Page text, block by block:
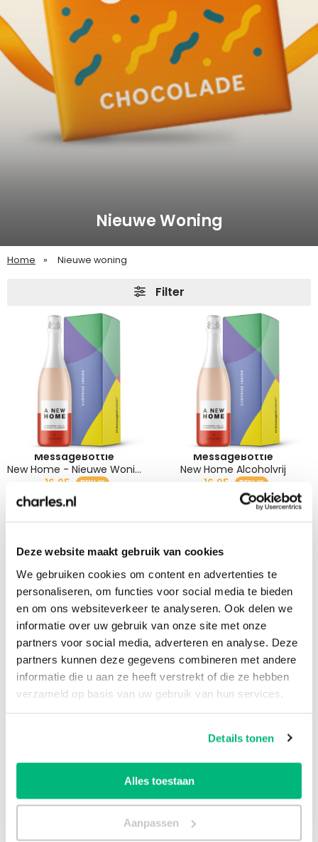
Deze website maakt gebruik van cookies
We gebruiken cookies om content en advertenties te
personaliseren, om functies voor social media te bieden
en om ons websiteverkeer te analyseren. Ook delen we
informatie over uw gebruik van onze site met onze
partners voor social media, adverteren en analyse. Deze
partners kunnen deze gegevens combineren met andere
informatie die u aan ze heeft verstrekt of die ze hebben
verzameld op basis van uw gebruik van hun services.
Details tonen
Alles toestaan
Aanpassen
Nieuwe Woning
Home Nieuwe woning
Filter
MessageBottle
New Home - Nieuwe Woning Cadeau
16,95
MessageBottle
New Home Alcoholvrij
16,95
Baron Fuenté
Tradition Brut in Coffret Champagne Geschenk
29,95
Good Things in Life
Proosten met Bubbels
26,95